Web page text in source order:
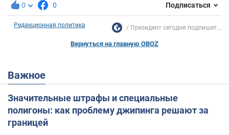
0 0 Подписаться
Редакционная политика Президент сегодня подпишет...
Вернуться на главную OBOZ
Важное
Значительные штрафы и специальные
полигоны: как проблему джипинга решают за
границей